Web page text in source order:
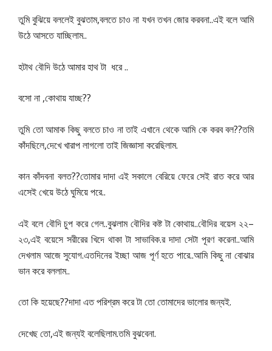
তুমি বুঝিয়ে বললেই বুঝতাম,বলতে চাও না যখন তখন জোর করবনা..এই বলে আমি
উঠে আসতে যাচ্ছিলাম..
হটাথ বৌদি উঠে আমার হাথ টা ধরে..
বসো না ,কোথায় যাচ্ছ??
তুমি তো আমাক কিছু বলতে চাও না তাই এখানে থেকে আমি কে করব বল??তমি
কাঁদছিলে,দেখে খারাপ লাগলো তাই জিজ্ঞাসা করেছিলাম.
কান কাঁদবনা বলত??তোমার দাদা এই সকালে বেরিয়ে ফেরে সেই রাত করে আর
এসেই খেয়ে উঠে ঘুমিয়ে পরে..
এই বলে বৌদি চুপ করে গেল..বুঝলাম বৌদির কষ্ট টা কোথায়..বৌদির বয়েস ২২–
২৩,এই বয়েসে সরীরের খিদে থাকা টা সাভাবিক.র দাদা সেটা পূরণ করেনা..আমি
দেখলাম আজে সুযোগ.এতদিনের ইচ্ছা আজ পূর্ণ হতে পারে..আমি কিছু না বোঝার
ভান করে বললাম..
তো কি হয়েছে??দাদা এত পরিশ্রম করে টা তো তোমাদের ভালোর জন্যই.
দেখেছ তো,এই জন্যই বলেছিলাম.তমি বুঝবেনা.